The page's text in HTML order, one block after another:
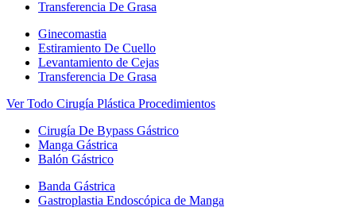
Transferencia De Grasa
Ginecomastia
Estiramiento De Cuello
Levantamiento de Cejas
Transferencia De Grasa
Ver Todo Cirugía Plástica Procedimientos
Cirugía De Bypass Gástrico
Manga Gástrica
Balón Gástrico
Banda Gástrica
Gastroplastia Endoscópica de Manga